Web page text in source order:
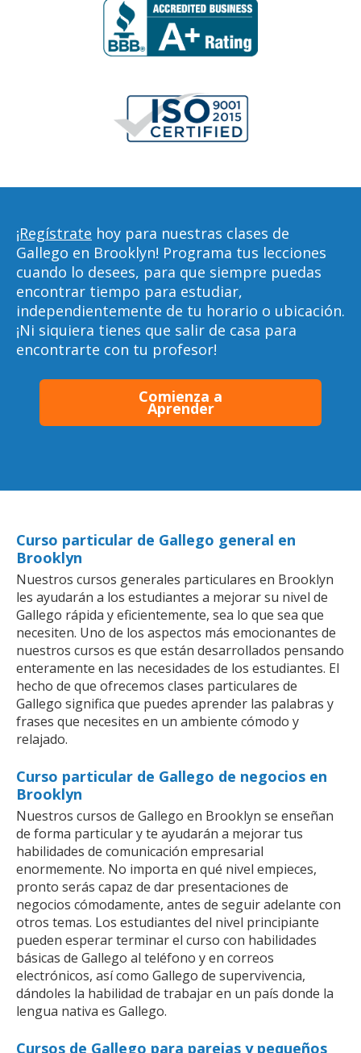
¡Regístrate hoy para nuestras clases de
Gallego en Brooklyn! Programa tus lecciones
cuando lo desees, para que siempre puedas
encontrar tiempo para estudiar,
independientemente de tu horario o ubicación.
¡Ni siquiera tienes que salir de casa para
encontrarte con tu profesor!
Comienza a
Aprender
Curso particular de Gallego general en
Brooklyn
Nuestros cursos generales particulares en Brooklyn
les ayudarán a los estudiantes a mejorar su nivel de
Gallego rápida y eficientemente, sea lo que sea que
necesiten. Uno de los aspectos más emocionantes de
nuestros cursos es que están desarrollados pensando
enteramente en las necesidades de los estudiantes. El
hecho de que ofrecemos clases particulares de
Gallego significa que puedes aprender las palabras y
frases que necesites en un ambiente cómodo y
relajado.
Curso particular de Gallego de negocios en
Brooklyn
Nuestros cursos de Gallego en Brooklyn se enseñan
de forma particular y te ayudarán a mejorar tus
habilidades de comunicación empresarial
enormemente. No importa en qué nivel empieces,
pronto serás capaz de dar presentaciones de
negocios cómodamente, antes de seguir adelante con
otros temas. Los estudiantes del nivel principiante
pueden esperar terminar el curso con habilidades
básicas de Gallego al teléfono y en correos
electrónicos, así como Gallego de supervivencia,
dándoles la habilidad de trabajar en un país donde la
lengua nativa es Gallego.
Cursos de Gallego para parejas y pequeños